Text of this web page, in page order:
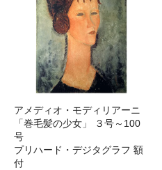
アメディオ・モディリアーニ
「巻毛髪の少女」 ３号～100
号
プリハード・デジタグラフ 額
付